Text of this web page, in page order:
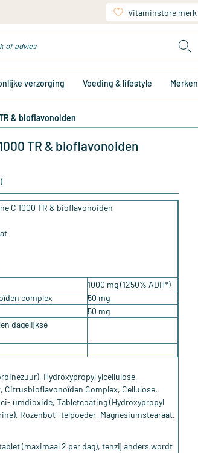
Vitaminstore merk
verzorging Voeding & lifestyle Merken
& bioflavonoiden
TR & bioflavonoiden
C 1000 TR & bioflavonoiden
1000 mg(1250% ADH*)
complex
50 mg
50 mg
dagelijkse
Hydroxypropyl ylcellulose,
Citrusbioflavonoïden Complex, Cellulose,
umdioxide, Tabletcoating (Hydroxypropyl
Rozenbot- telpoeder, Magnesiumstearaat.
(maximaal 2 per dag), tenzij anders wordt